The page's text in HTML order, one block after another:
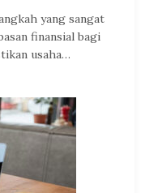
yang sangat
finansial bagi
usaha…